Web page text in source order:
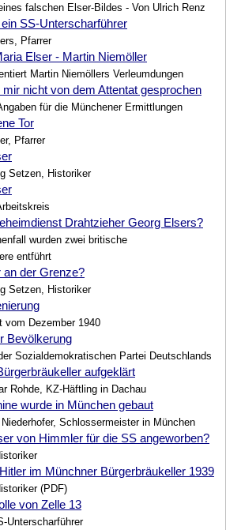
falschen Elser-Bildes - Von Ulrich Renz
SS-Unterscharführer
Pfarrer
Elser - Martin Niemöller
Martin Niemöllers Verleumdungen
nicht von dem Attentat gesprochen
für die Münchener Ermittlungen
Tor
Pfarrer
Setzen, Historiker
Drahtzieher Georg Elsers?
wurden zwei britische
entführt
an der Grenze?
Setzen, Historiker
vom Dezember 1940
Bevölkerung
Sozialdemokratischen Partei Deutschlands
aufgeklärt
Rohde, KZ-Häftling in Dachau
wurde in München gebaut
Schlossermeister in München
von Himmler für die SS angeworben?
im Münchner Bürgerbräukeller 1939
(PDF)
von Zelle 13
Unterscharführer